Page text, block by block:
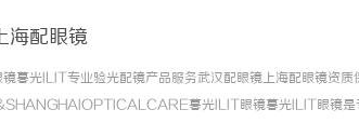
海配眼镜
暮光ILIT专业验光配镜产品服务武汉配眼镜上海配眼镜资
暮光ILIT眼镜暮光ILIT眼镜是